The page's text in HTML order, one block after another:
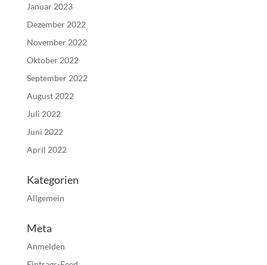
Januar 2023
Dezember 2022
November 2022
Oktober 2022
September 2022
August 2022
Juli 2022
Juni 2022
April 2022
Kategorien
Allgemein
Meta
Anmelden